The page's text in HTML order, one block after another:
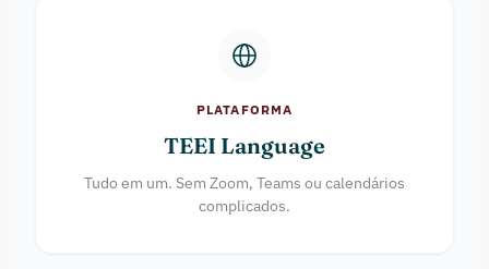
PLATAFORMA
TEEI Language
Tudo em um. Sem Zoom, Teams ou calendários
complicados.